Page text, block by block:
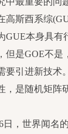
高斯酉系综
GUE本身具有
但是GOE不是
要引进新技术
，是随机矩阵
，世界闻名